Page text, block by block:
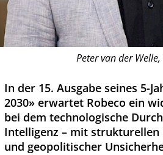
Peter van der
In der 15. Ausgabe seines 5-
2030» erwartet Robeco ein
bei dem technologische
Intelligenz – mit
und geopolitischer